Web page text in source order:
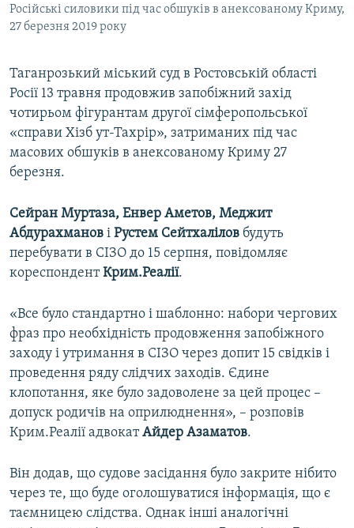
Російські силовики під час обшуків в анексованому Криму,
27 березня 2019 року
Таганрозький міський суд в Ростовській області
Росії 13 травня продовжив запобіжний захід
чотирьом фігурантам другої сімферопольської
«справи Хізб ут-Тахрір», затриманих під час
масових обшуків в анексованому Криму 27
березня.
Сейран Муртаза, Енвер Аметов, Меджит
Абдурахманов і Рустем Сейтхалілов будуть
перебувати в СІЗО до 15 серпня, повідомляє
кореспондентКрим.Реалії.
«Все було стандартно і шаблонно: набори чергових
фраз про необхідність продовження запобіжного
заходу і утримання в СІЗО через допит 15 свідків і
проведення ряду слідчих заходів. Єдине
клопотання, яке було задоволене за цей процес –
допуск родичів на оприлюднення», – розповів
Крим.Реалії адвокатАйдер Азаматов.
Він додав, що судове засідання було закрите нібито
через те, що буде оголошуватися інформація, що є
таємницею слідства. Однак інші аналогічні